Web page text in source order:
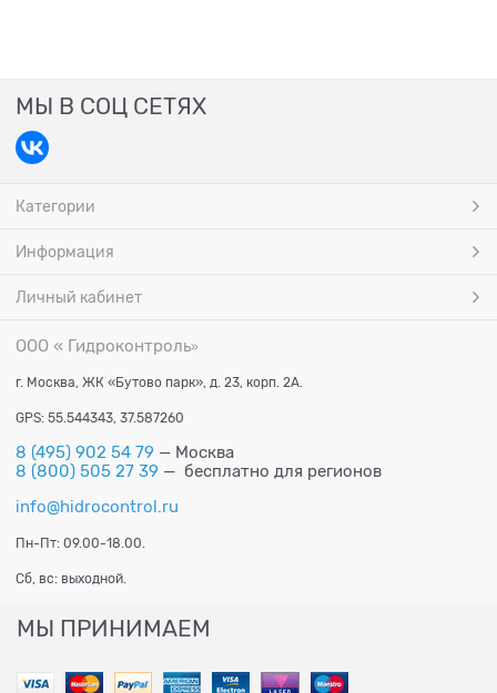
МЫ В СОЦ СЕТЯХ
Категории
Информация
Личный кабинет
ООО « Гидроконтроль»
г. Москва, ЖК «Бутово парк», д. 23, корп. 2А.
GPS: 55.544343, 37.587260
8 (495) 902 54 79 — Москва
8 (800) 505 27 39 — бесплатно для регионов
info@hidrocontrol.ru
Пн-Пт: 09.00-18.00.
Сб, вс: выходной.
МЫ ПРИНИМАЕМ